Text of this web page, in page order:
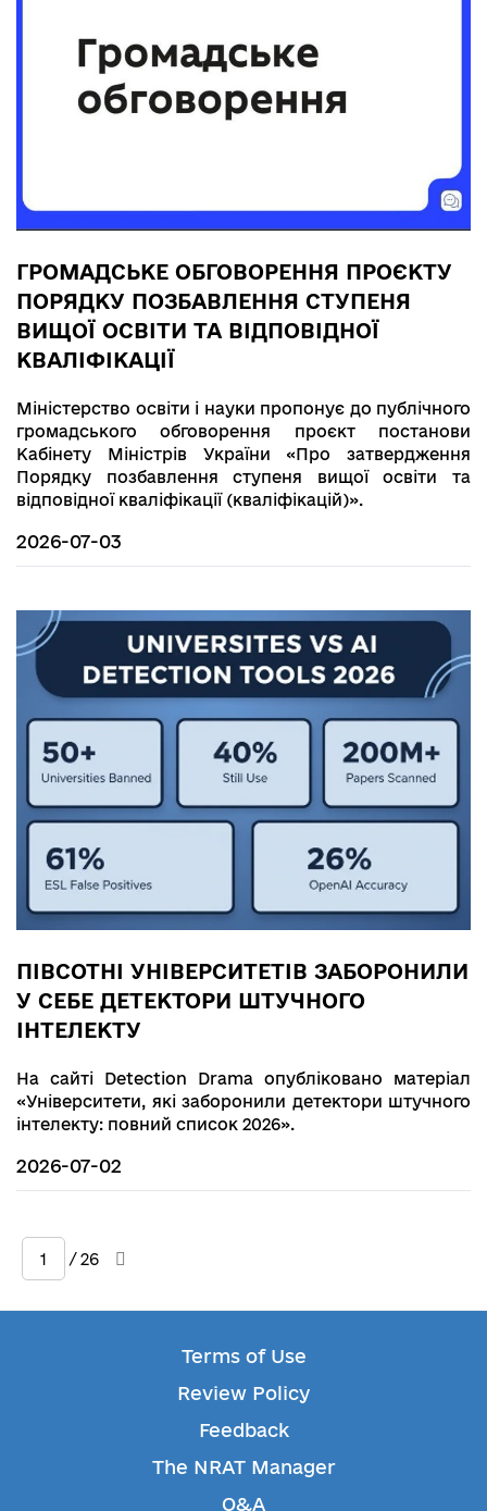
ГРОМАДСЬКЕ ОБГОВОРЕННЯ ПРОЄКТУ
ПОРЯДКУ ПОЗБАВЛЕННЯ СТУПЕНЯ
ВИЩОЇ ОСВІТИ ТА ВІДПОВІДНОЇ
КВАЛІФІКАЦІЇ
Міністерство освіти і науки пропонує до публічного
громадського обговорення проєкт постанови
Кабінету Міністрів України «Про затвердження
Порядку позбавлення ступеня вищої освіти та
відповідної кваліфікації (кваліфікацій)».
2026-07-03
ПІВСОТНІ УНІВЕРСИТЕТІВ ЗАБОРОНИЛИ
У СЕБЕ ДЕТЕКТОРИ ШТУЧНОГО
ІНТЕЛЕКТУ
На сайті Detection Drama опубліковано матеріал
«Університети, які заборонили детектори штучного
інтелекту: повний список 2026».
2026-07-02
/ 26
Terms of Use
Review Policy
Feedback
The NRAT Manager
Q&A